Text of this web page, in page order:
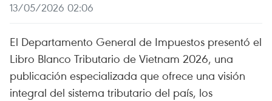
13/05/2026 02:06
El Departamento General de Impuestos presentó el
Libro Blanco Tributario de Vietnam 2026, una
publicación especializada que ofrece una visión
integral del sistema tributario del país, los